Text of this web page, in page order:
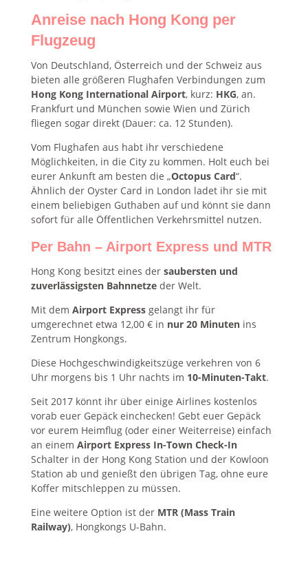
Anreise nach Hong Kong per
Flugzeug
Von Deutschland, Österreich und der Schweiz aus
bieten alle größeren Flughafen Verbindungen zum
Hong Kong International Airport, kurz: HKG, an.
Frankfurt und München sowie Wien und Zürich
fliegen sogar direkt (Dauer: ca. 12 Stunden).
Vom Flughafen aus habt ihr verschiedene
Möglichkeiten, in die City zu kommen. Holt euch bei
eurer Ankunft am besten die „Octopus Card“.
Ähnlich der Oyster Card in London ladet ihr sie mit
einem beliebigen Guthaben auf und könnt sie dann
sofort für alle Öffentlichen Verkehrsmittel nutzen.
Per Bahn – Airport Express und MTR
Hong Kong besitzt eines der saubersten und
zuverlässigsten Bahnnetzeder Welt.
Mit dem Airport Expressgelangt ihr für
umgerechnet etwa 12,00 € in nur 20 Minutenins
Zentrum Hongkongs.
Diese Hochgeschwindigkeitszüge verkehren von 6
Uhr morgens bis 1 Uhr nachts im 10-Minuten-Takt.
Seit 2017 könnt ihr über einige Airlines kostenlos
vorab euer Gepäck einchecken! Gebt euer Gepäck
vor eurem Heimflug (oder einer Weiterreise) einfach
an einem Airport Express In-Town Check-In
Schalter in der Hong Kong Station und der Kowloon
Station ab und genießt den übrigen Tag, ohne eure
Koffer mitschleppen zu müssen.
Eine weitere Option ist der MTR (Mass Train
Railway), Hongkongs U-Bahn.